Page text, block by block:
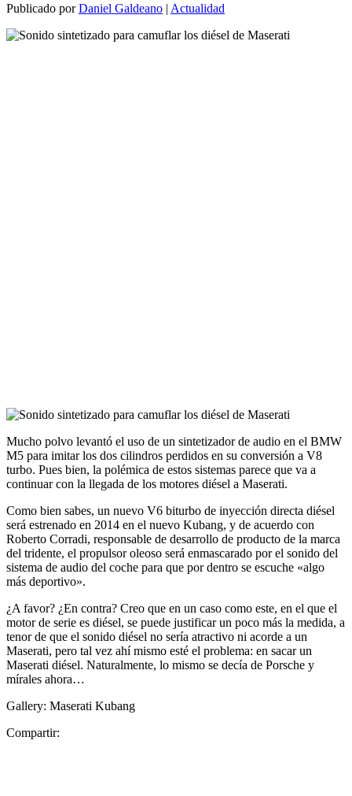
Publicado porDaniel Galdeano | Actualidad
Mucho polvo levantó el uso de un sintetizador de audio en el BMW
M5 para imitar los dos cilindros perdidos en su conversión a V8
turbo. Pues bien, la polémica de estos sistemas parece que va a
continuar con la llegada de los motores diésel a Maserati.
Como bien sabes, un nuevo V6 biturbo de inyección directa diésel
será estrenado en 2014 en el nuevo Kubang, y de acuerdo con
Roberto Corradi, responsable de desarrollo de producto de la marca
del tridente, el propulsor oleoso será enmascarado por el sonido del
sistema de audio del coche para que por dentro se escuche «algo
más deportivo».
¿A favor? ¿En contra? Creo que en un caso como este, en el que el
motor de serie es diésel, se puede justificar un poco más la medida, a
tenor de que el sonido diésel no sería atractivo ni acorde a un
Maserati, pero tal vez ahí mismo esté el problema: en sacar un
Maserati diésel. Naturalmente, lo mismo se decía de Porsche y
mírales ahora…
Gallery: Maserati Kubang
Compartir: